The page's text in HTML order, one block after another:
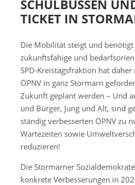
SCHULBUSSEN
TICKET IN
Die Mobilität steigt und
zukunftsfähige und
SPD-Kreistagsfraktion hat
ÖPNV in ganz Stormarn
Zukunft geplant werden – Und
und Bürger, Jung und Alt, sind
ständig verbesserten ÖPNV zu
Wartezeiten sowie
reduzieren!
Die Stormarner
konkrete Verbesserungen in